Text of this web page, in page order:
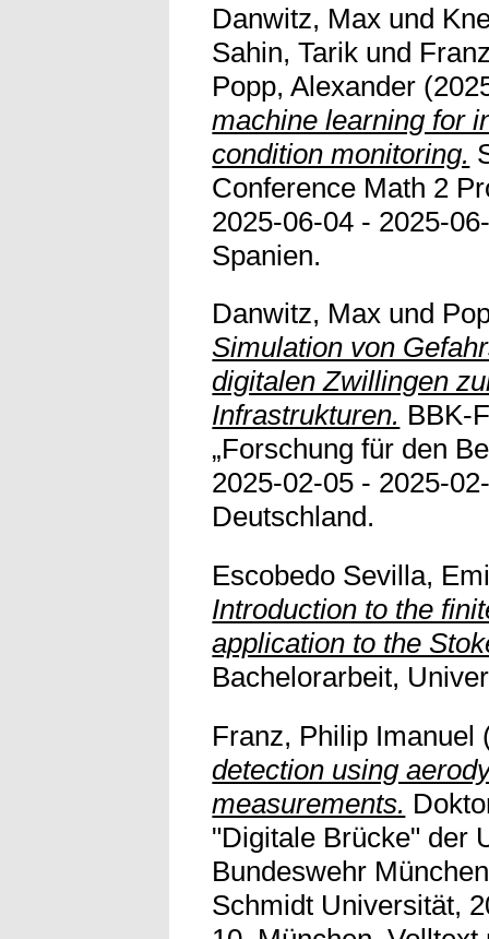
Danwitz, Max und
Sahin, Tarik und
Popp, Alexander
machine learning for
condition monitoring.
Conference Math 2
2025-06-04 - 2025-
Spanien.
Danwitz, Max und
Simulation von
digitalen Zwillingen
Infrastrukturen. BBK-
„Forschung für den
2025-02-05 - 2025-
Deutschland.
Escobedo Sevilla,
Introduction to the
application to the
Bachelorarbeit,
Franz, Philip Imanuel
detection using
measurements.
"Digitale Brücke" der
Bundeswehr
Schmidt Universität,